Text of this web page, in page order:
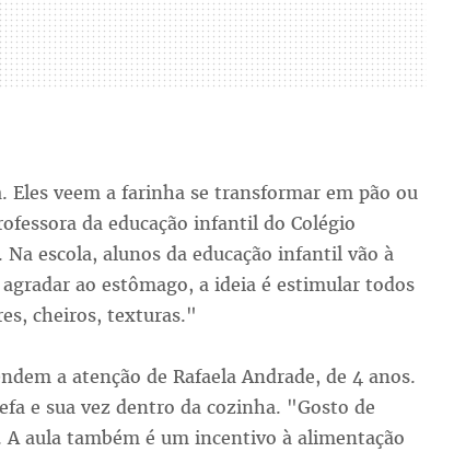
Eles veem a farinha se transformar em pão ou
da educação infantil do Colégio
escola, alunos da educação infantil vão à
ao estômago, a ideia é estimular todos
cheiros, texturas."
a atenção de Rafaela Andrade, de 4 anos.
e sua vez dentro da cozinha. "Gosto de
aula também é um incentivo à alimentação